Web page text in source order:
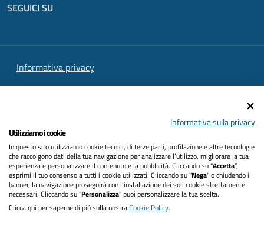
SEGUICI SU
Informativa privacy
Cookies policy
Mappa del sito
Intranet
Informativa sulla privacy
Utilizziamo i cookie
In questo sito utilizziamo cookie tecnici, di terze parti, profilazione e altre tecnologie
che raccolgono dati della tua navigazione per analizzare l’utilizzo, migliorare la tua
esperienza e personalizzare il contenuto e la pubblicità. Cliccando su “Accetta”,
esprimi il tuo consenso a tutti i cookie utilizzati. Cliccando su "Nega" o chiudendo il
banner, la navigazione proseguirà con l’installazione dei soli cookie strettamente
necessari. Cliccando su "Personalizza" puoi personalizzare la tua scelta.
Clicca qui per saperne di più sulla nostraCookie Policy.